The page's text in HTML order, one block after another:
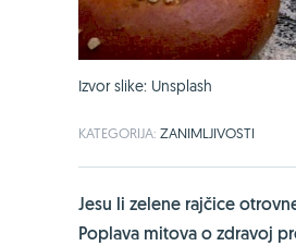
Izvor slike: Unsplash
KATEGORIJA: ZANIMLJIVOSTI
Jesu li zelene rajčice
Poplava mitova o zdravoj